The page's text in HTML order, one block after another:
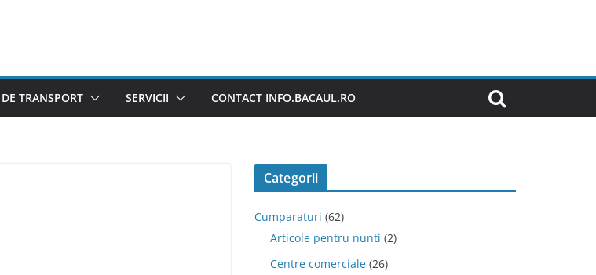
TRANSPORT SERVICII CONTACT INFO.BACAUL.RO
Categorii
Cumparaturi (62)
Articole pentru nunti (2)
Centre comerciale (26)